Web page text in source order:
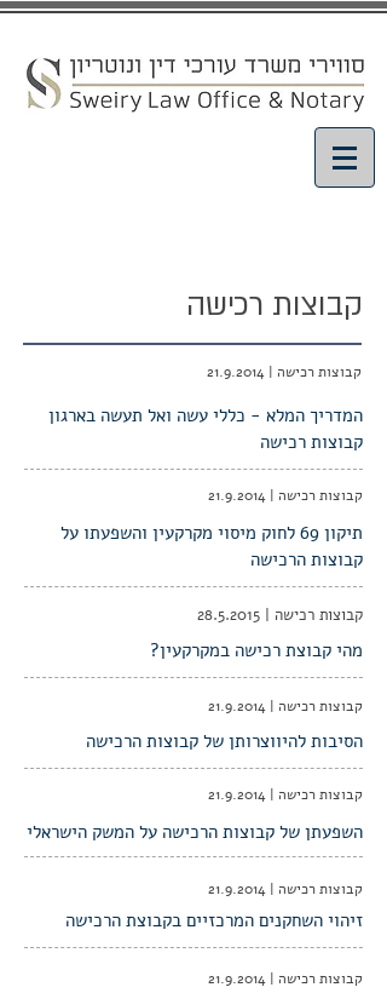
קבוצות רכישה
קבוצות רכישה | 21.9.2014
המדריך המלא - כללי עשה ואל תעשה בארגון
קבוצות רכישה
קבוצות רכישה | 21.9.2014
תיקון 69 לחוק מיסוי מקרקעין והשפעתו על
קבוצות הרכישה
קבוצות רכישה | 28.5.2015
מהי קבוצת רכישה במקרקעין?
קבוצות רכישה | 21.9.2014
הסיבות להיווצרותן של קבוצות הרכישה
קבוצות רכישה | 21.9.2014
השפעתן של קבוצות הרכישה על המשק הישראלי
קבוצות רכישה | 21.9.2014
זיהוי השחקנים המרכזיים בקבוצת הרכישה
קבוצות רכישה | 21.9.2014